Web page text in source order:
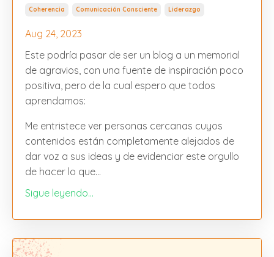
Coherencia Comunicación Consciente Liderazgo
Aug 24, 2023
Este podría pasar de ser un blog a un memorial
de agravios, con una fuente de inspiración poco
positiva, pero de la cual espero que todos
aprendamos:
Me entristece ver personas cercanas cuyos
contenidos están completamente alejados de
dar voz a sus ideas y de evidenciar este orgullo
de hacer lo que...
Sigue leyendo...